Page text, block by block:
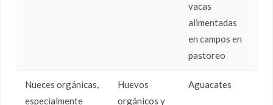
vacas
alimentadas
en campos en
pastoreo
Nueces orgánicas,
especialmente
Huevos
orgánicos y
Aguacates